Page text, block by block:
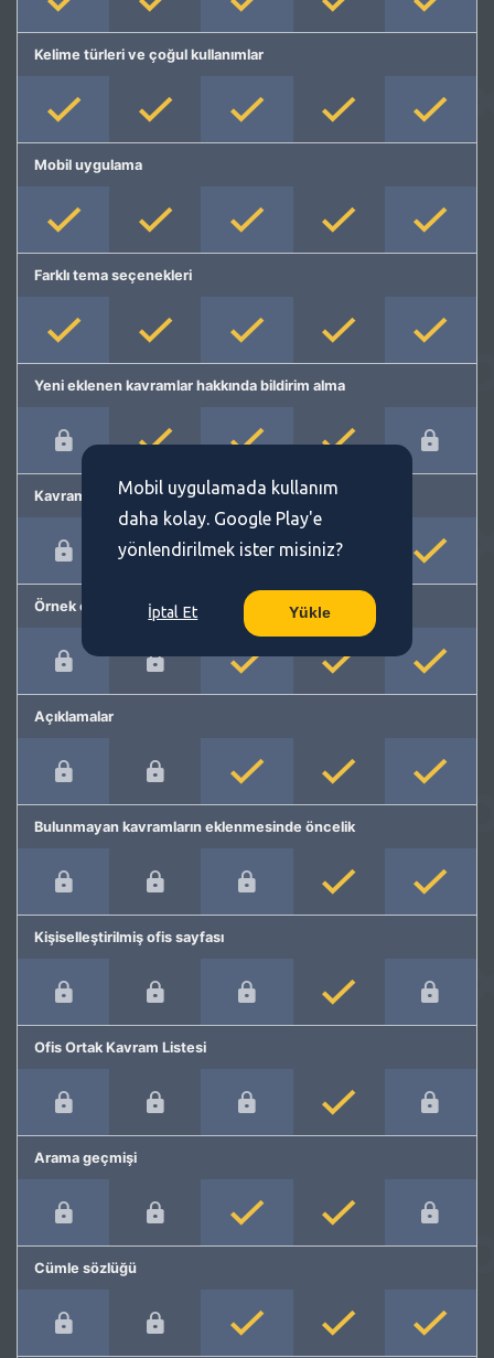
Kelime türleri ve çoğul kullanımlar
Mobil uygulama
Farklı tema seçenekleri
Yeni eklenen kavramlar hakkında bildirim alma
Kavram önerme
Örnek cümleler
Açıklamalar
Bulunmayan kavramların eklenmesinde öncelik
Kişiselleştirilmiş ofis sayfası
Ofis Ortak Kavram Listesi
Arama geçmişi
Cümle sözlüğü
Mobil uygulamada kullanım
daha kolay. Google Play'e
yönlendirilmek ister misiniz?
İptal Et Yükle